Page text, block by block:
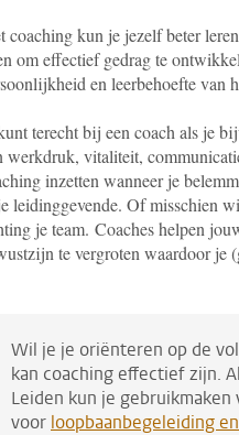
coaching kun je jezelf beter
om effectief gedrag te
en leerbehoefte van
terecht bij een coach als je
werkdruk, vitaliteit,
inzetten wanneer je
leidinggevende. Of misschien
je team. Coaches helpen
te vergroten waardoor je
Wil je je oriënteren op de
kan coaching effectief zijn.
Leiden kun je
voor loopbaanbegeleiding